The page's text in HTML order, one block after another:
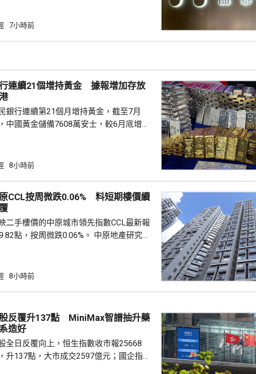
降決不少跨尺度的複雜科學問題。他又
驗和基礎設施，完成真正的科研項目，並
7小時前
連續21個增持黃金 據報增加存放
銀行連續第21個月增持黃金，截至7月
中國黃金儲備7608萬安士，較6月底增加
將可助力支持香港成為主要的黃金交易中
加黃金存儲，預料趨勢持續。 香港上月啟
運行的黃金清算系統。人行行長潘功勝在
儀式表示，將繼續提高國...
8小時前
CCL按周微跌0.06% 料短期樓價續
二手樓價的中原城市領先指數CCL最新報
點，按周微跌0.06%。 中原地產研究部
，造成拉鋸局面，致成交量減少，樓價出
未有轉勢向下。她指，近期內地接連執行
資金管理措施令股市波動，業主買家均轉
望，部分業主...
8小時前
反覆升137點 MiniMax智譜抽升藥
造好
全日反覆向上，恒生指數收市報25668
升137點，大市成交2597億元；國企指數